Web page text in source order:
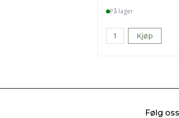
På lager
Kjøp
Følg